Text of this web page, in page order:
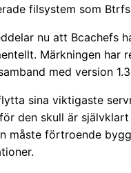
filsystem som Btrfs
nu att Bcachefs
Märkningen har
med version
sina viktigaste
den skull är
måste förtroende